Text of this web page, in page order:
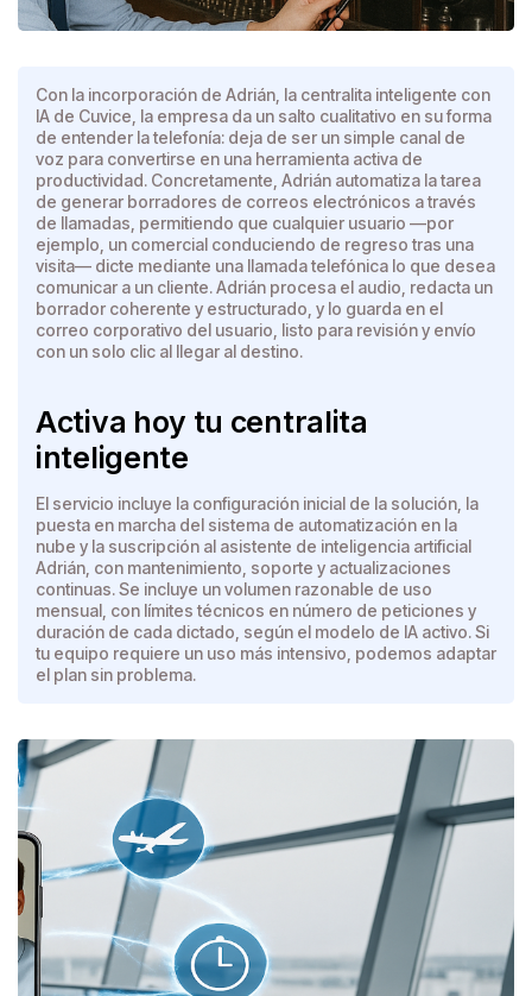
Con la incorporación de Adrián, la centralita inteligente con
IA de Cuvice, la empresa da un salto cualitativo en su forma
de entender la telefonía: deja de ser un simple canal de
voz para convertirse en una herramienta activa de
productividad. Concretamente, Adrián automatiza la tarea
de generar borradores de correos electrónicos a través
de llamadas, permitiendo que cualquier usuario —por
ejemplo, un comercial conduciendo de regreso tras una
visita— dicte mediante una llamada telefónica lo que desea
comunicar a un cliente. Adrián procesa el audio, redacta un
borrador coherente y estructurado, y lo guarda en el
correo corporativo del usuario, listo para revisión y envío
con un solo clic al llegar al destino.
Activa hoy tu centralita
inteligente
El servicio incluye la configuración inicial de la solución, la
puesta en marcha del sistema de automatización en la
nube y la suscripción al asistente de inteligencia artificial
Adrián, con mantenimiento, soporte y actualizaciones
continuas. Se incluye un volumen razonable de uso
mensual, con límites técnicos en número de peticiones y
duración de cada dictado, según el modelo de IA activo. Si
tu equipo requiere un uso más intensivo, podemos adaptar
el plan sin problema.